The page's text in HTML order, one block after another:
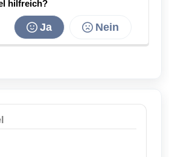
hilfreich?
Nein
Ja